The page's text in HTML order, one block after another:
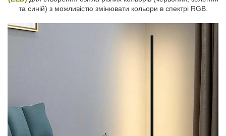
та синій) з можливістю змінювати кольори в спектрі RGB.